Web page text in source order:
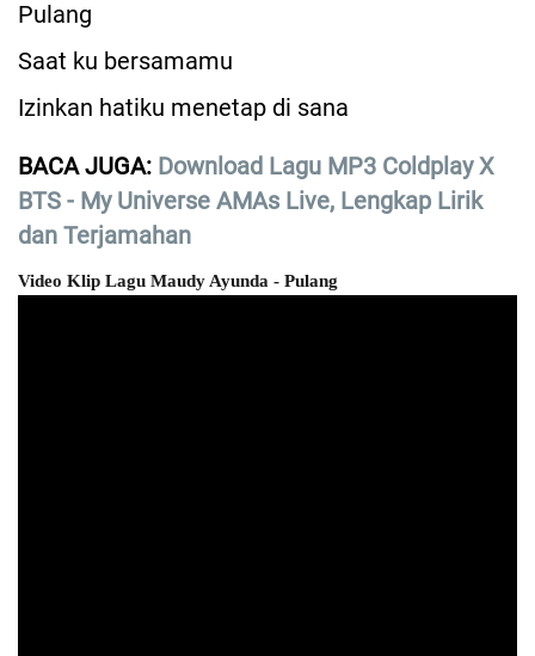
Pulang
Saat ku bersamamu
Izinkan hatiku menetap di sana
BACA JUGA: Download Lagu MP3 Coldplay X
BTS - My Universe AMAs Live, Lengkap Lirik
dan Terjamahan
Video Klip Lagu Maudy Ayunda - Pulang